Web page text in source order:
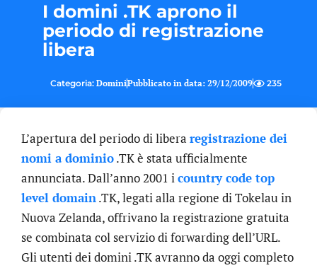
I domini .TK aprono il
periodo di registrazione
libera
Categoria: DominiPubblicato in data: 29/12/2009 235
L’apertura del periodo di libera registrazione dei
nomi a dominio.TK è stata ufficialmente
annunciata. Dall’anno 2001 icountry code top
level domain.TK, legati alla regione di Tokelau in
Nuova Zelanda, offrivano la registrazione gratuita
se combinata col servizio di forwarding dell’URL.
Gli utenti dei domini .TK avranno da oggi completo